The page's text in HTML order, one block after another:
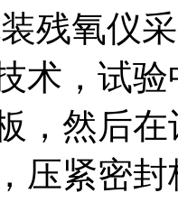
残氧仪
术，试
，然后
压紧密